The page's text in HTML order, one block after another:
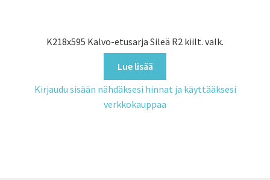
K218x595 Kalvo-etusarja Sileä R2 kiilt. valk.
Lue lisää
Kirjaudu sisään nähdäksesi hinnat ja käyttääksesi
verkkokauppaa